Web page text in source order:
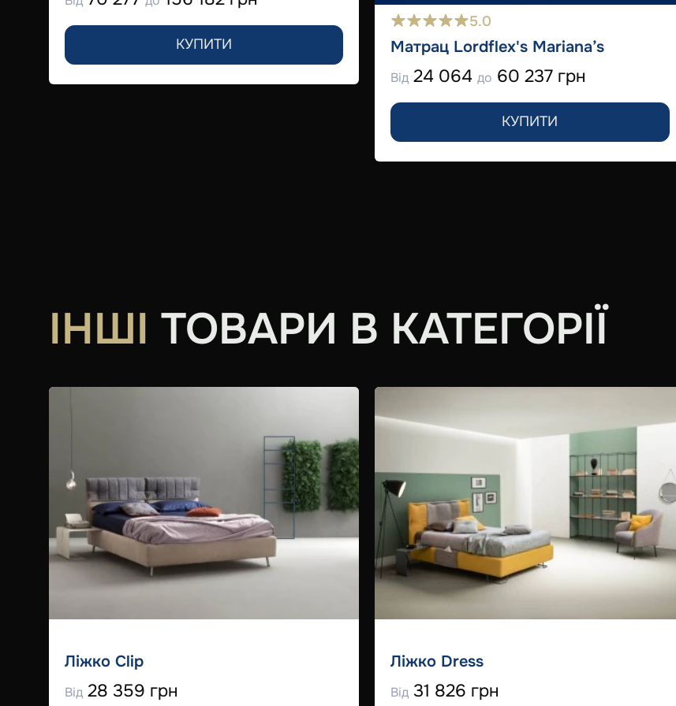
КУПИТИ
5.0
Матрац Lordflex's Mariana’s
Від 24 064до 60 237 грн
КУПИТИ
ІНШІ ТОВАРИ В КАТЕГОРІЇ
Ліжко Clip
Від28 359 грн
Ліжко Dress
Від 31 826 грн